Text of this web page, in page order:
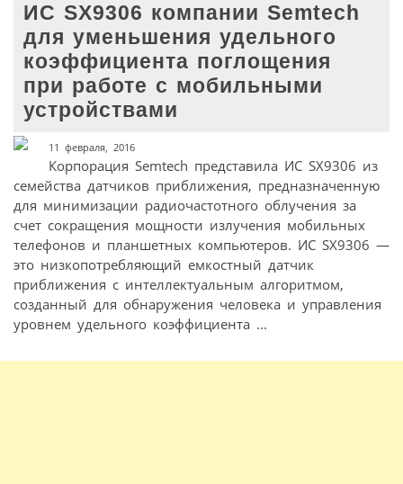
ИС SX9306 компании Semtech
для уменьшения удельного
коэффициента поглощения
при работе с мобильными
устройствами
11 февраля, 2016
Корпорация Semtech представила ИС SX9306 из
семейства датчиков приближения, предназначенную
для минимизации радиочастотного облучения за
счет сокращения мощности излучения мобильных
телефонов и планшетных компьютеров. ИС SX9306 —
это низкопотребляющий емкостный датчик
приближения с интеллектуальным алгоритмом,
созданный для обнаружения человека и управления
уровнем удельного коэффициента ...